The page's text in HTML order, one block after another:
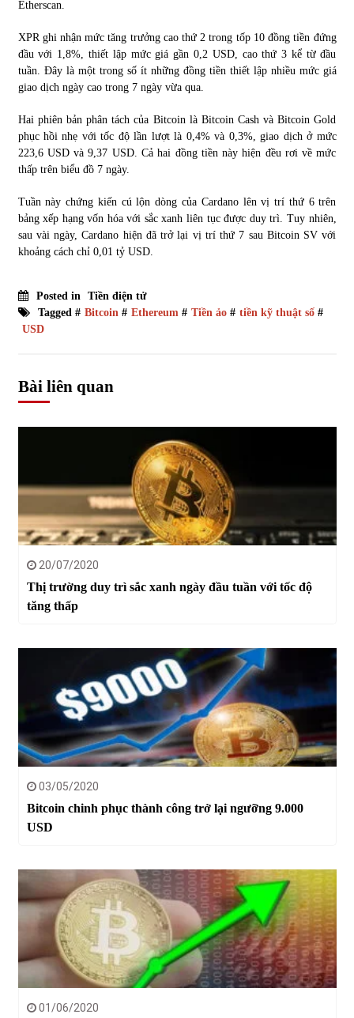
Etherscan.
XPR ghi nhận mức tăng trưởng cao thứ 2 trong tốp 10 đồng tiền đứng
đầu với 1,8%, thiết lập mức giá gần 0,2 USD, cao thứ 3 kể từ đầu
tuần. Đây là một trong số ít những đồng tiền thiết lập nhiều mức giá
giao dịch ngày cao trong 7 ngày vừa qua.
Hai phiên bản phân tách của Bitcoin là Bitcoin Cash và Bitcoin Gold
phục hồi nhẹ với tốc độ lần lượt là 0,4% và 0,3%, giao dịch ở mức
223,6 USD và 9,37 USD. Cả hai đồng tiền này hiện đều rơi về mức
thấp trên biểu đồ 7 ngày.
Tuần này chứng kiến cú lộn dòng của Cardano lên vị trí thứ 6 trên
bảng xếp hạng vốn hóa với sắc xanh liên tục được duy trì. Tuy nhiên,
sau vài ngày, Cardano hiện đã trở lại vị trí thứ 7 sau Bitcoin SV với
khoảng cách chỉ 0,01 tỷ USD.
Posted in
Tiền điện tử
Tagged # Bitcoin # Ethereum # Tiền ảo# tiền kỹ thuật số#
USD
Bài liên quan
20/07/2020
Thị trường duy trì sắc xanh ngày đầu tuần với tốc độ
tăng thấp
03/05/2020
Bitcoin chinh phục thành công trở lại ngưỡng 9.000
USD
01/06/2020